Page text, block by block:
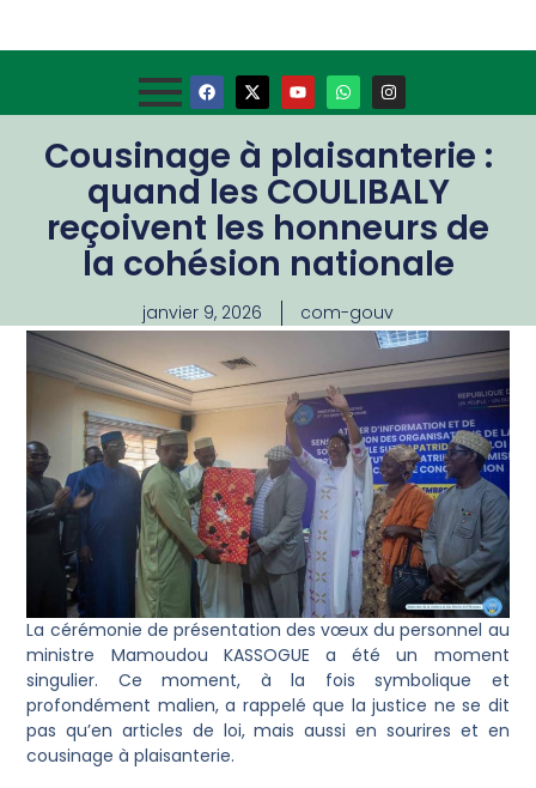
Cousinage à plaisanterie :
quand les COULIBALY
reçoivent les honneurs de
la cohésion nationale
janvier 9, 2026 com-gouv
La cérémonie de présentation des vœux du personnel au
ministre Mamoudou KASSOGUE a été un moment
singulier. Ce moment, à la fois symbolique et
profondément malien, a rappelé que la justice ne se dit
pas qu’en articles de loi, mais aussi en sourires et en
cousinage à plaisanterie.